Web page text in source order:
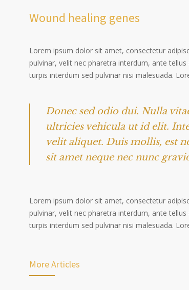
Wound healing genes
Lorem ipsum dolor sit amet, consectetur
pulvinar, velit nec pharetra interdum, ante
turpis interdum sed pulvinar nisi malesuada.
Donec sed odio dui. Nulla
ultricies vehicula ut id elit.
velit aliquet. Duis mollis, est
sit amet neque nec nunc
Lorem ipsum dolor sit amet, consectetur
pulvinar, velit nec pharetra interdum, ante
turpis interdum sed pulvinar nisi malesuada.
More Articles